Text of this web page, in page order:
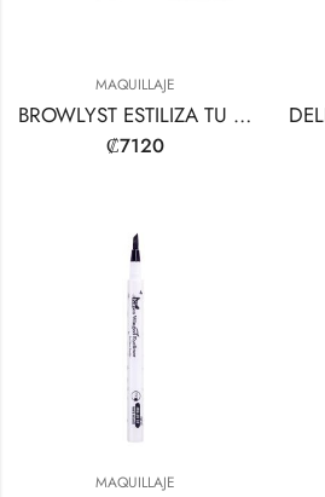
MAQUILLAJE
BROWLYST ESTILIZA TU SET DE GEL PARA CEJAS
₡7120
MAQUILLAJE